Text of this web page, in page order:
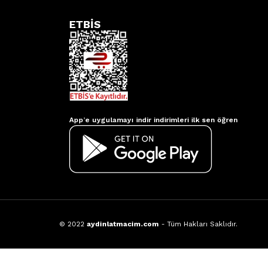
ETBİS
App’e uygulamayı indir indirimleri ilk sen öğren
© 2022 aydinlatmacim.com - Tüm Hakları Saklıdır.